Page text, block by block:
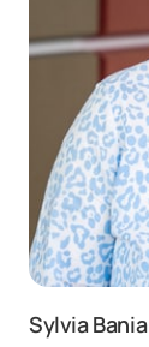
Sylvia Bania